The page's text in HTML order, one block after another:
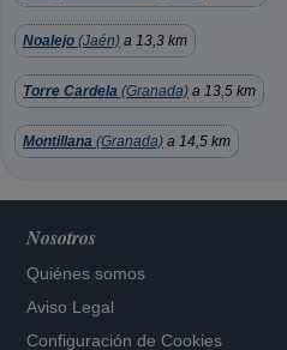
Noalejo (Jaén) a 13,3 km
Torre Cardela (Granada) a 13,5 km
Montillana (Granada) a 14,5 km
Nosotros
Quiénes somos
Aviso Legal
Configuración de Cookies